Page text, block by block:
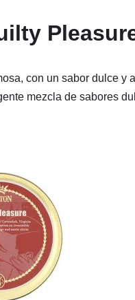
con un sabor dulce y
mezcla de sabores